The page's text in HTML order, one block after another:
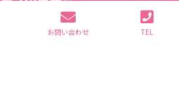
お問い合わせ TEL